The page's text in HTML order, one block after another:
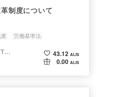
制度について
労働基準法
テクノロジーの掛け算（TRAREVO)
43.12 ALIS
0.00 ALIS